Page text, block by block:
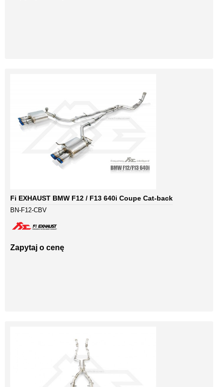
Fi EXHAUST BMW F12 / F13 640i Coupe Cat-back
BN-F12-CBV
Zapytaj o cenę